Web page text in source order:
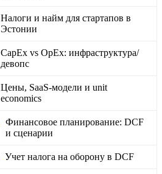
Налоги и найм для стартапов в
Эстонии
CapEx vs OpEx: инфраструктура/
девопс
Цены, SaaS‑модели и unit
economics
Финансовое планирование: DCF
и сценарии
Учет налога на оборону в DCF